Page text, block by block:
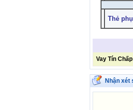
Thẻ phụ
Vay Tín
Nhận xét